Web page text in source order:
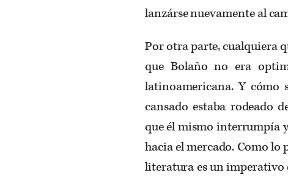
lanzárse nuevamente al
Por otra parte, cualquiera
que Bolaño no era
latinoamericana. Y cómo
cansado estaba rodeado
que él mismo interrumpía
hacia el mercado. Como lo
literatura es un